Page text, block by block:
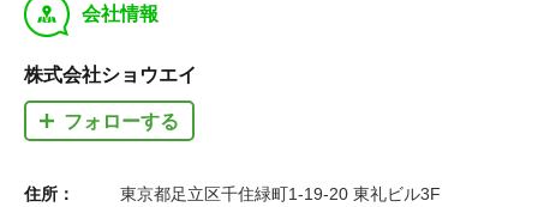
y 会社情報
株式会社ショウエイ
フォローする
住所： 東京都足立区千住緑町1-19-20 東礼ビル3F